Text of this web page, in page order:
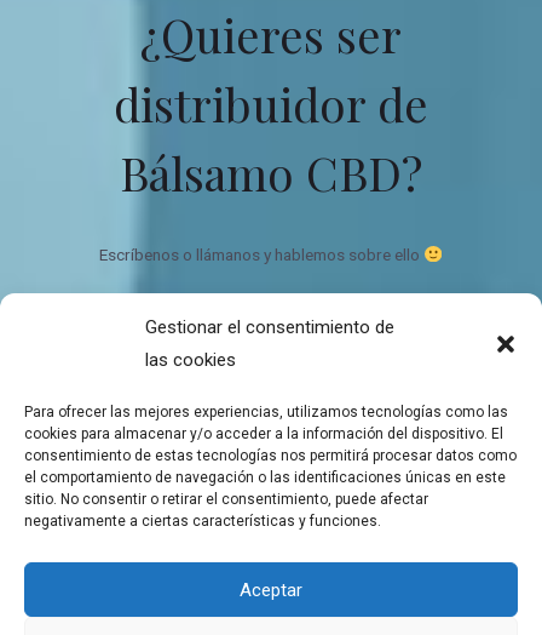
Gestionar el consentimiento de
las cookies
Para ofrecer las mejores experiencias, utilizamos tecnologías como las
cookies para almacenar y/o acceder a la información del dispositivo. El
consentimiento de estas tecnologías nos permitirá procesar datos como
el comportamiento de navegación o las identificaciones únicas en este
sitio. No consentir o retirar el consentimiento, puede afectar
negativamente a ciertas características y funciones.
Aceptar
¿Quieres ser
distribuidor de
Bálsamo CBD?
Escríbenos o llámanos y hablemos sobre ello
Bálsamo de CBD Ecológico y orgánico
Quien somos
Mapa del sitio
Balsamos de CBD a domicilio